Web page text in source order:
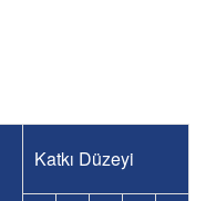
Katkı Düzeyi